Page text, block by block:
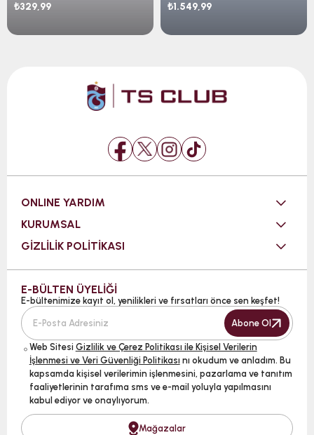
₺329,99
₺1.549,99
ONLINE YARDIM
KURUMSAL
GİZLİLİK POLİTİKASI
E-BÜLTEN ÜYELİĞİ
E-bültenimize kayıt ol, yenilikleri ve fırsatları önce sen keşfet!
Abone Ol
Web Sitesi Gizlilik ve Çerez Politikası ile Kişisel Verilerin
İşlenmesi ve Veri Güvenliği Politikası nı okudum ve anladım. Bu
kapsamda kişisel verilerimin işlenmesini, pazarlama ve tanıtım
faaliyetlerinin tarafıma sms ve e-mail yoluyla yapılmasını
kabul ediyor ve onaylıyorum.
Mağazalar